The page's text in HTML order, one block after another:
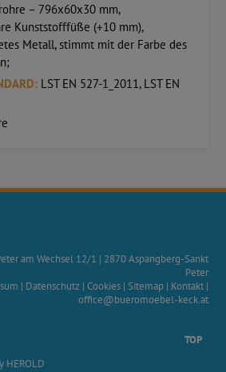
– 796x60x30 mm,
Kunststofffüße (+10 mm),
Metall, stimmt mit der Farbe des
LST EN 527-1_2011, LST EN
am Wechsel 12/1 | 2870 Aspangberg-Sankt
Peter
| Datenschutz | Cookies| Sitemap| Kontakt|
office@bueromoebel-keck.at
TOP
HEROLD